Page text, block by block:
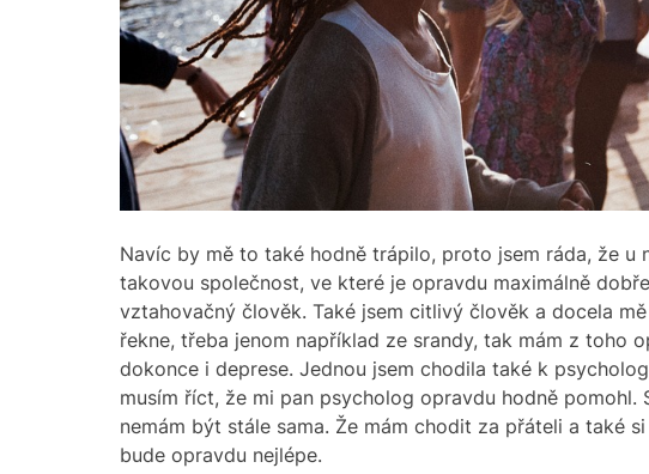
Navíc by mě to také hodně trápilo, proto jsem ráda, že u
takovou společnost, ve které je opravdu maximálně
vztahovačný člověk. Také jsem citlivý člověk a docela
řekne, třeba jenom například ze srandy, tak mám z toho
dokonce i deprese. Jednou jsem chodila také k
musím říct, že mi pan psycholog opravdu hodně pomohl.
nemám být stále sama. Že mám chodit za přáteli a také
bude opravdu nejlépe.